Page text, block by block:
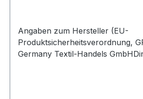
Angaben zum Hersteller (EU-
Produktsicherheitsverordnung,
Germany Textil-Handels